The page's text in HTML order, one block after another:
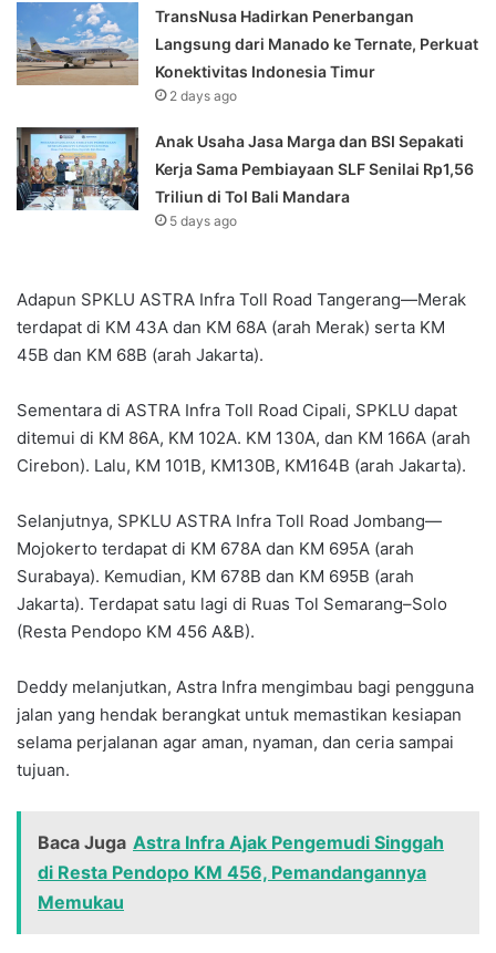
TransNusa Hadirkan Penerbangan
Langsung dari Manado ke Ternate, Perkuat
Konektivitas Indonesia Timur
2 days ago
Anak Usaha Jasa Marga dan BSI Sepakati
Kerja Sama Pembiayaan SLF ‎Senilai Rp1,56
Triliun di Tol Bali Mandara‎‎
5 days ago
Adapun SPKLU ASTRA Infra Toll Road Tangerang—Merak
terdapat di KM 43A dan KM 68A (arah Merak) serta KM
45B dan KM 68B (arah Jakarta).
Sementara di ASTRA Infra Toll Road Cipali, SPKLU dapat
ditemui di KM 86A, KM 102A. KM 130A, dan KM 166A (arah
Cirebon). Lalu, KM 101B, KM130B, KM164B (arah Jakarta).
Selanjutnya, SPKLU ASTRA Infra Toll Road Jombang—
Mojokerto terdapat di KM 678A dan KM 695A (arah
Surabaya). Kemudian, KM 678B dan KM 695B (arah
Jakarta). Terdapat satu lagi di Ruas Tol Semarang–Solo
(Resta Pendopo KM 456 A&B).
Deddy melanjutkan, Astra Infra mengimbau bagi pengguna
jalan yang hendak berangkat untuk memastikan kesiapan
selama perjalanan agar aman, nyaman, dan ceria sampai
tujuan.
Baca Juga Astra Infra Ajak Pengemudi Singgah
di Resta Pendopo KM 456, Pemandangannya
Memukau